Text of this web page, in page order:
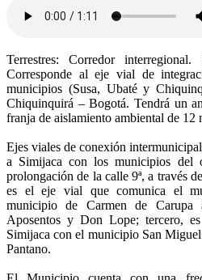
Terrestres: Corredor
Corresponde al eje vial de
municipios (Susa, Ubaté y
Chiquinquirá – Bogotá. Tendrá un
franja de aislamiento ambiental de 12
Ejes viales de conexión
a Simijaca con los municipios del
prolongación de la calle 9ª, a través
es el eje vial que comunica el
municipio de Carmen de
Aposentos y Don Lope; tercero,
Simijaca con el municipio San Miguel
Pantano.